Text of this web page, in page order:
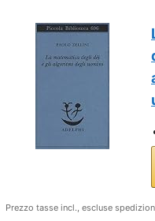
Prezzo tasse incl., escluse